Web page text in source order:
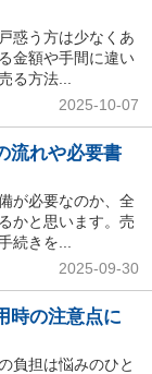
惑う方は少なくあ
金額や手間に違い
る方法...
2025-10-07
流れや必要書
が必要なのか、全
かと思います。売
続きを...
2025-09-30
時の注意点に
負担は悩みのひと